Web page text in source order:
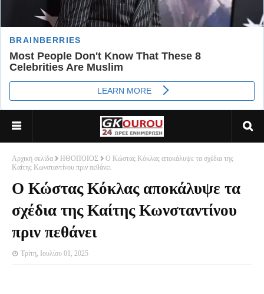
Αρχική σελίδα ΗΘΟΠΟΙΟΣ
Ο Κώστας Κόκλας αποκάλυψε τα σχέδια της
Καίτης Κωνσταντίνου πριν πεθάνει
Ο Κώστας Κόκλας αποκάλυψε τα
σχέδια της Καίτης Κωνσταντίνου
πριν πεθάνει
Τρίτη, Ιουλίου 01, 2025